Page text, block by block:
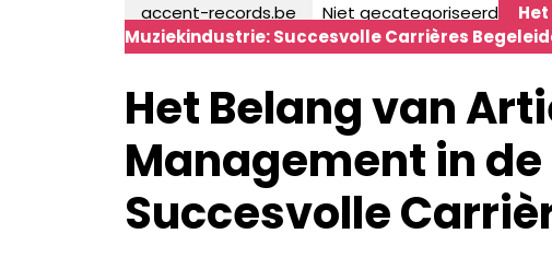
accent-records.be Niet gecategoriseerd
Muziekindustrie: Succesvolle Carrières
Het Belang van
Management in
Succesvolle